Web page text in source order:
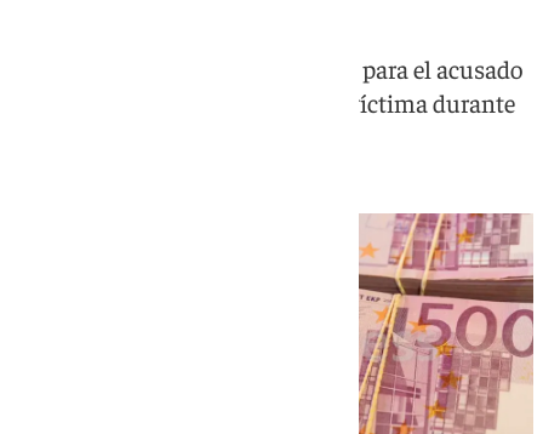
La Fiscalía pide 11 años de prisión para el acusado
y la prohibición de acercarse a la víctima durante